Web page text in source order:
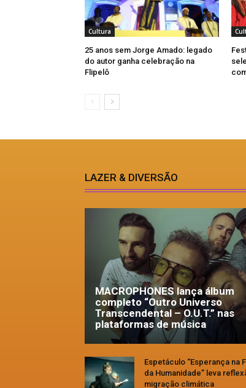
Cultura
25 anos sem Jorge Amado: legado
do autor ganha celebração na
Flipelô
LAZER & DIVERSÃO
MACROPHONES lança álbum
completo “Outro Universo
Transcendental – O.U.T.” nas
plataformas de música
Espetáculo “Esperança na
da Humanidade” leva
migração climática